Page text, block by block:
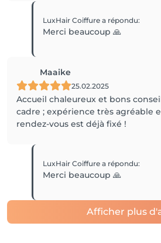
LuxHair Coiffurea répondu:
Merci beaucoup 🙏
Maaike
25.02.2025
Accueil chaleureux et bons
cadre ; expérience très agréable
rendez-vous est déjà fixé !
LuxHair Coiffurea répondu:
Merci beaucoup 🙏
Afficher plus